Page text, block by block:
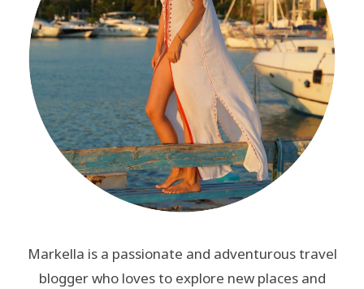
Markella is a passionate and adventurous travel
blogger who loves to explore new places and